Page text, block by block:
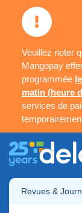
Veuillez noter
Mangopay
programmée
matin (heure
services de
Revues &